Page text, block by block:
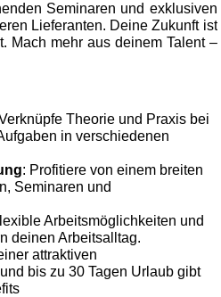
Seminaren und exklusiven
Lieferanten. Deine Zukunft ist
Mach mehr aus deinem Talent –
Theorie und Praxis bei
in verschiedenen
: Profitiere von einem breiten
Seminaren und
Arbeitsmöglichkeiten und
deinen Arbeitsalltag.
attraktiven
bis zu 30 Tagen Urlaub gibt